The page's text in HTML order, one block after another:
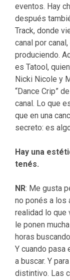
eventos. Hay
después
Track, donde
canal por
produciendo.
es Tatool,
Nicki Nicole y
“Dance Crip”
canal. Lo que
que en una
secreto: es
Hay una
tenés.
NR: Me gusta
no ponés a los
realidad lo que
le ponen
horas
Y cuando pasa
a buscar. Y
distintivo. Las